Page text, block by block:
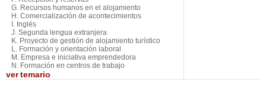
G. Recursos humanos en el alojamiento
H. Comercialización de acontecimientos
I. Inglés
J. Segunda lengua extranjera
K. Proyecto de gestión de alojamiento turístico
L. Formación y orientación laboral
M. Empresa e iniciativa emprendedora
N. Formación en centros de trabajo
vertemario